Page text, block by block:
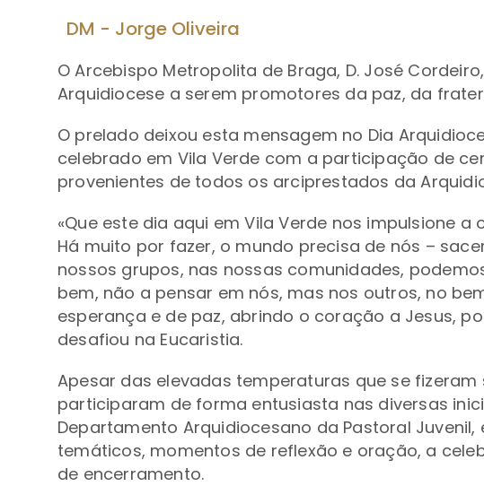
DM - Jorge Oliveira
O Arcebispo Metropolita de Braga, D. José
Arquidiocese a serem promotores da paz, da
O prelado deixou esta mensagem no Dia
celebrado em Vila Verde com a participação de
provenientes de todos os arciprestados da
«Que este dia aqui em Vila Verde nos impulsione
Há muito por fazer, o mundo precisa de nós –
nossos grupos, nas nossas comunidades,
bem, não a pensar em nós, mas nos outros, no
esperança e de paz, abrindo o coração a Jesus,
desafiou na Eucaristia.
Apesar das elevadas temperaturas que se
participaram de forma entusiasta nas diversas
Departamento Arquidiocesano da Pastoral
temáticos, momentos de reflexão e oração, a
de encerramento.